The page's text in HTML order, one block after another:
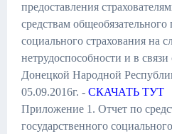
предоставления
средствам общеобязательного
социального страхования на
нетрудоспособности и в
Донецкой Народной
05.09.2016г. - СКАЧАТЬ ТУТ
Приложение 1. Отчет по
государственного